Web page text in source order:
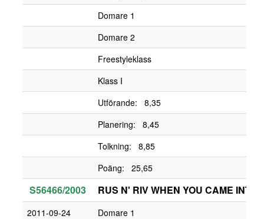
Domare 1
Domare 2
Freestyleklass
Klass I
Utförande: 8,35
Planering: 8,45
Tolkning: 8,85
Poäng: 25,65
S56466/2003 RUS N' RIV WHEN YOU CAME
2011-09-24
Domare 1